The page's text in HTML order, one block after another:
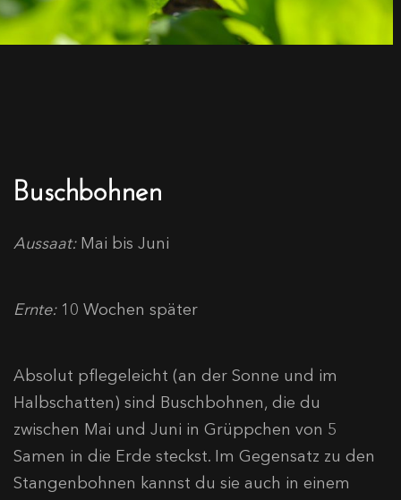
Buschbohnen
Aussaat:Mai bis Juni
Ernte:10 Wochen später
Absolut pflegeleicht (an der Sonne und im
Halbschatten) sind Buschbohnen, die du
zwischen Mai und Juni in Grüppchen von 5
Samen in die Erde steckst. Im Gegensatz zu den
Stangenbohnen kannst du sie auch in einem